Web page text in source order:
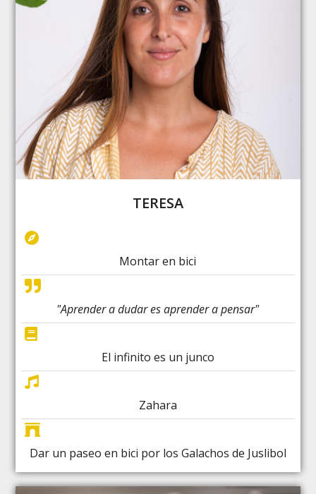
TERESA
Montar en bici
"Aprender a dudar es aprender a pensar"
El infinito es un junco
Zahara
Dar un paseo en bici por los Galachos de Juslibol